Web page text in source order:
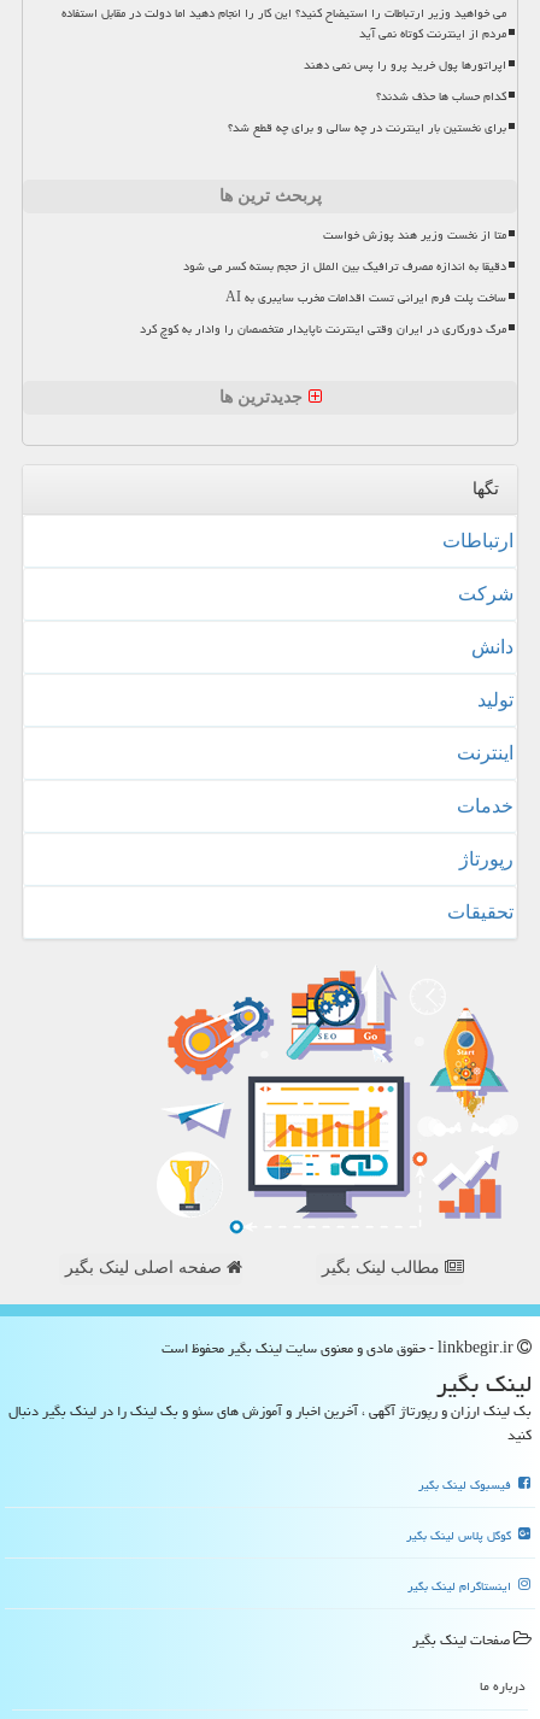
می خواهید وزیر ارتباطات را استیضاح کنید؟ این کار را انجام دهید اما دولت در مقابل استفاده
مردم از اینترنت کوتاه نمی آید
اپراتورها پول خرید پرو را پس نمی دهند
کدام حساب ها حذف شدند؟
برای نخستین بار اینترنت در چه سالی و برای چه قطع شد؟
پربحث ترین ها
متا از نخست وزیر هند پوزش خواست
دقیقا به اندازه مصرف ترافیک بین الملل از حجم بسته کسر می شود
ساخت پلت فرم ایرانی تست اقدامات مخرب سایبری به AI
مرگ دورکاری در ایران وقتی اینترنت ناپایدار متخصصان را وادار به کوچ کرد
جدیدترین ها
تگها
ارتباطات
شركت
دانش
تولید
اینترنت
خدمات
رپورتاژ
تحقیقات
مطالب لینک بگیر صفحه اصلی لینک بگیر
لینك بگیر
بک لینک ارزان و رپورتاژ آگهی ، آخرین اخبار و آموزش های سئو و بک لینک را در لینک بگیر دنبال
کنید
فیسبوک لینک بگیر
گوگل پلاس لینک بگیر
اینستاگرام لینک بگیر
صفحات لینك بگیر
درباره ما